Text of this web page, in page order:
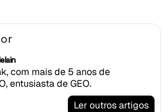
com mais de 5 anos de
entusiasta de GEO.
Ler outros artigos